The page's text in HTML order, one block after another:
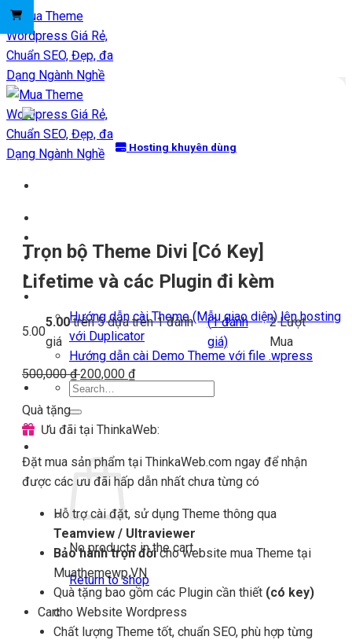
Chuyển
đến
nội
dung
Themes + Plugin
Blog
Hướng dẫn cài Theme (Mẫu giao diện) lên hosting
với Duplicator
Hướng dẫn cài Demo Theme với file .wpress
Search
for:
Login
No products in the cart.
Return to shop
Cart
Hosting khuyên dùng
Trọn bộ Theme Divi [Có Key]
Lifetime và các Plugin đi kèm
5.00
5.00trên 5 dựa trên1đánh
giá
(1đánh
giá)
2Lượt
Mua
500,000 ₫ 200,000 ₫
Quà tặng
Ưu đãi tại ThinkaWeb:
Đặt mua sản phẩm tại ThinkaWeb.com ngay để nhận
được các ưu đãi hấp dẫn nhất chưa từng có
Hỗ trợ cài đặt, sử dụng Theme thông qua
Teamview / Ultraviewer
Bảo hành trọn đờicho website mua Theme tại
Muathemewp.VN
Quà tặng bao gồm các Plugin cần thiết (có key)
cho Website Wordpress
Chất lượng Theme tốt, chuẩn SEO, phù hợp từng